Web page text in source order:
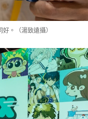
。（湯致遠攝）